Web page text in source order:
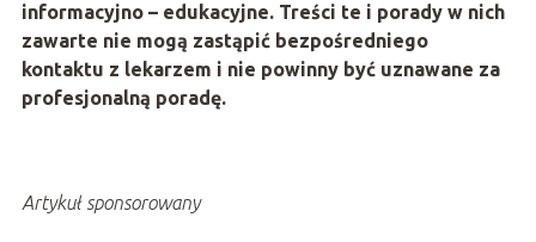
informacyjno – edukacyjne. Treści te i porady w nich
zawarte nie mogą zastąpić bezpośredniego
kontaktu z lekarzem i nie powinny być uznawane za
profesjonalną poradę.
Artykuł sponsorowany